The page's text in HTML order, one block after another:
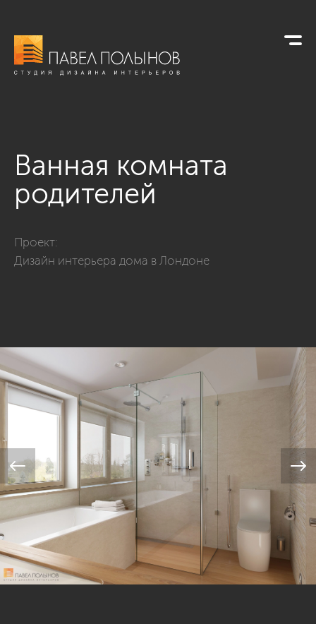
Ванная комната
родителей
Проект:
Дизайн интерьера дома в Лондоне